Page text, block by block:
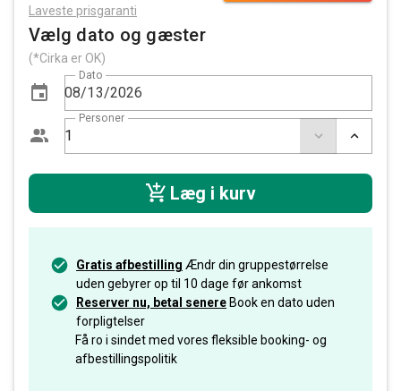
Laveste prisgaranti
Vælg dato og gæster
(*Cirka er OK)
Dato
Personer
Læg i kurv
Gratis afbestilling Ændr din gruppestørrelse
uden gebyrer op til 10 dage før ankomst
Reserver nu, betal senere Book en dato uden
forpligtelser
Få ro i sindet med vores fleksible booking- og
afbestillingspolitik